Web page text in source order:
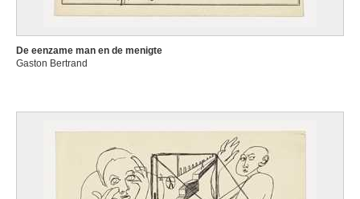
De eenzame man en de menigte
Gaston Bertrand